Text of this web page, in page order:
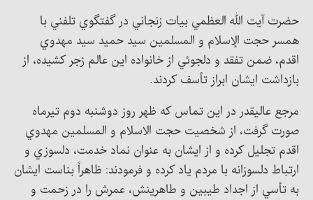
حضرت آيت الله العظمي بيات زنجاني در گفتگوي تلفني با
همسر حجت الإسلام و المسلمين سيد حميد سيد مهدوي
اقدم، ضمن تفقد و دلجوئي از خانواده اين عالم زجر كشيده، از
بازداشت ايشان ابراز تأسف كردند.
مرجع عاليقدر در اين تماس كه ظهر روز دوشنبه دوم تيرماه
صورت گرفت، از شخصيت حجت الاسلام و المسلمين مهدوي
اقدم تجليل كرده و از ايشان به عنوان نماد خدمت، دلسوزي و
ارتباط دلسوزانه با مردم ياد كرده و فرمودند: ظاهراً بناست ايشان
به تأسي از اجداد طيبين و طاهرينش، عمرش را در زحمت و